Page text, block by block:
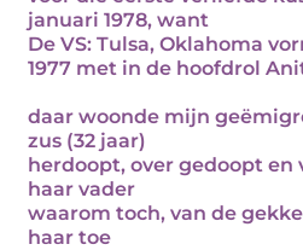
januari 1978, want
De VS: Tulsa, Oklahoma
1977 met in de hoofdrol
daar woonde mijn
zus (32 jaar)
herdoopt, over gedoopt
haar vader
waarom toch, van de
haar toe